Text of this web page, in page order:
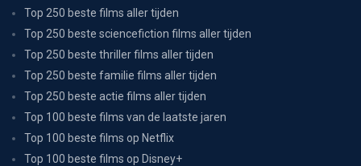
Top 250 beste films aller tijden
Top 250 beste sciencefiction films aller tijden
Top 250 beste thriller films aller tijden
Top 250 beste familie films aller tijden
Top 250 beste actie films aller tijden
Top 100 beste films van de laatste jaren
Top 100 beste films op Netflix
Top 100 beste films op Disney+